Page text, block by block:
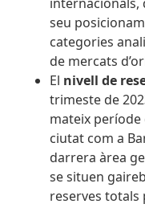
seu
categories
de mercats
El nivell de
trimeste de
mateix període
ciutat com a
darrera àrea
se situen
reserves totals